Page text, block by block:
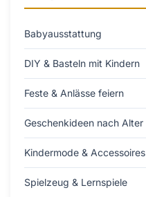
Babyausstattung
DIY & Basteln mit Kindern
Feste & Anlässe feiern
Geschenkideen nach Alter
Kindermode & Accessoires
Spielzeug & Lernspiele